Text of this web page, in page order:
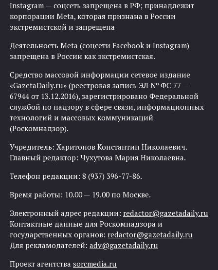
Instagram — соцсеть запрещена в РФ; принадлежит
корпорации Meta, которая признана в России
экстремистской и запрещена
Деятельность Meta (соцсети Facebook и Instagram)
запрещена в России как экстремистская.
Средство массовой информации сетевое издание
«GazetaDaily.ru» (реестровая запись ЭЛ № ФС 77 —
67944 от 13.12.2016), зарегистрировано Федеральной
службой по надзору в сфере связи, информационных
технологий и массовых коммуникаций
(Роскомнадзор).
Учредитель: Харитонов Константин Николаевич.
Главный редактор: Чухутова Мария Николаевна.
Телефон редакции: 8 (937) 396-77-86.
Время работы: 10.00 — 19.00 по Москве.
Электронный адрес редакции: redactor@gazetadaily.ru
Контактные данные для Роскомнадзора и
государственных органов: redactor@gazetadaily.ru
Для рекламодателей: adv@gazetadaily.ru
Проект агентства sorcmedia.ru